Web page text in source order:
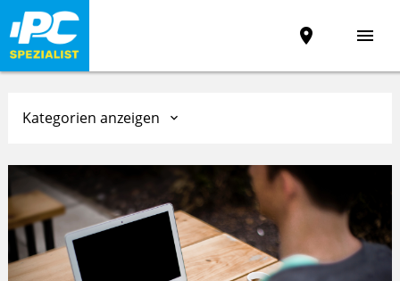
menu
place
Kategorien anzeigen